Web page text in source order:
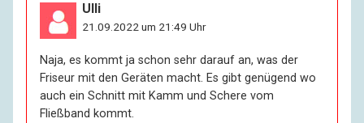
Ulli
21.09.2022 um 21:49 Uhr
Naja, es kommt ja schon sehr darauf an, was der
Friseur mit den Geräten macht. Es gibt genügend wo
auch ein Schnitt mit Kamm und Schere vom
Fließband kommt.